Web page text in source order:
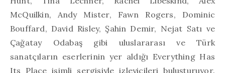
McQuilkin, Andy Mister, Fawn Rogers, Dominic
Bouffard, David Risley, Şahin Demir, Nejat Satı ve
Çağatay Odabaş gibi uluslararası ve Türk
sanatçıların eserlerinin yer aldığı Everything Has
Its Place isimli sergisiyle izleyicileri buluşturuyor.